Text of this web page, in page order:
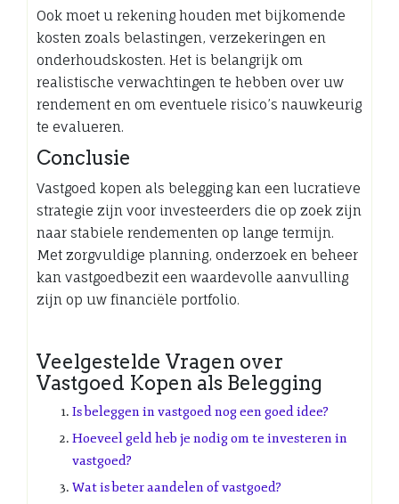
Ook moet u rekening houden met bijkomende
kosten zoals belastingen, verzekeringen en
onderhoudskosten. Het is belangrijk om
realistische verwachtingen te hebben over uw
rendement en om eventuele risico’s nauwkeurig
te evalueren.
Conclusie
Vastgoed kopen als belegging kan een lucratieve
strategie zijn voor investeerders die op zoek zijn
naar stabiele rendementen op lange termijn.
Met zorgvuldige planning, onderzoek en beheer
kan vastgoedbezit een waardevolle aanvulling
zijn op uw financiële portfolio.
Veelgestelde Vragen over
Vastgoed Kopen als Belegging
Is beleggen in vastgoed nog een goed idee?
Hoeveel geld heb je nodig om te investeren in
vastgoed?
Wat is beter aandelen of vastgoed?